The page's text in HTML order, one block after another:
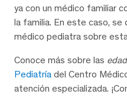
ya con un médico familiar
la familia. En este caso, se
médico pediatra sobre
Conoce más sobre las
Pediatría del Centro
atención especializada.